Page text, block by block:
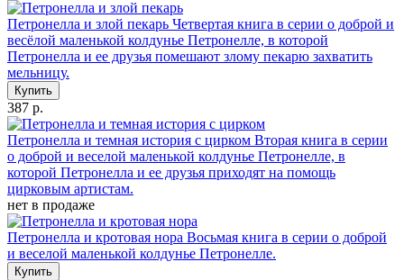
Петронелла и злой пекарь Четвертая книга в серии о доброй и
весёлой маленькой колдунье Петронелле, в которой
Петронелла и ее друзья помешают злому пекарю захватить
мельницу.
Купить
387 р.
Петронелла и темная история с цирком Вторая книга в серии
о доброй и веселой маленькой колдунье Петронелле, в
которой Петронелла и ее друзья приходят на помощь
цирковым артистам.
нет в продаже
Петронелла и кротовая нора Восьмая книга в серии о доброй
и веселой маленькой колдунье Петронелле.
Купить